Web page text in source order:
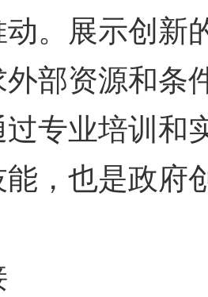
。展示创新
部资源和条
专业培训和
，也是政府